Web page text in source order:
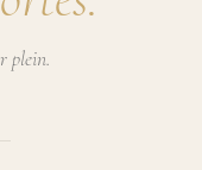
plein.